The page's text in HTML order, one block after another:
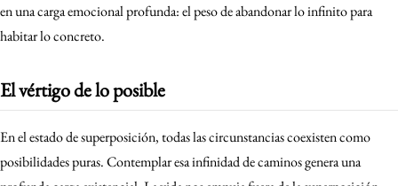
en una carga emocional profunda: el peso de abandonar lo infinito para
habitar lo concreto.
El vértigo de lo posible
En el estado de superposición, todas las circunstancias coexisten como
posibilidades puras. Contemplar esa infinidad de caminos genera una